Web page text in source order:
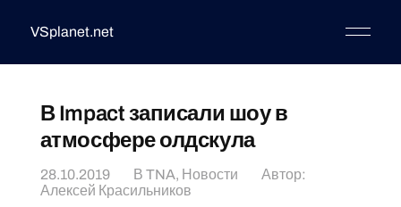
VSplanet.net
В Impact записали шоу в
атмосфере олдскула
28.10.2019 В TNA, Новости
Автор:
Алексей Красильников